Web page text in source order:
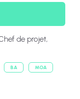
de projet,
BA MOA